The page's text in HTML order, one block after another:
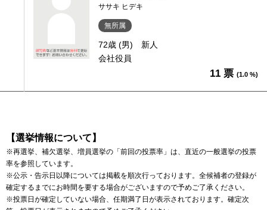
ササキ ヒデキ
無所属
72歳 (男)
新人
会社役員
11 票 (1.0 %)
【選挙情報について】
※再選挙、補欠選挙、増員選挙の「前回の投票率」は、直近の一般選挙の投票
率を参照しています。
※公示・告示日以降については掲載を順次行っております。全候補者の登録が
確定するまでにお時間を要する場合がございますので予めご了承ください。
※投票日が確定していない場合、任期満了日が表示されております。確定次